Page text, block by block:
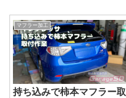
マフラー加工
持ち込みで柿本マフラー取